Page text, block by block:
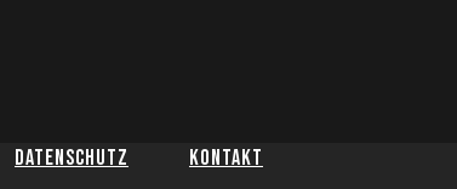
Datenschutz Kontakt